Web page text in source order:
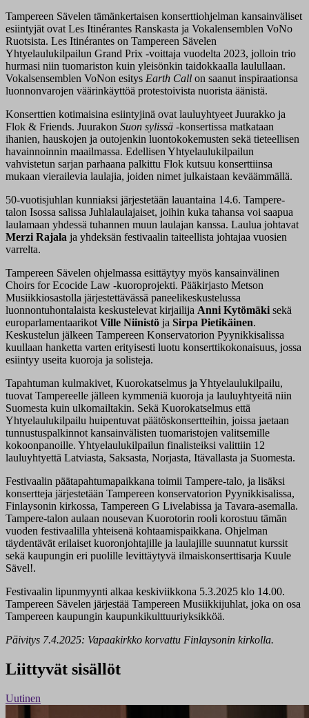
Tampereen Sävelen tämänkertaisen konserttiohjelman kansainväliset
esiintyjät ovat Les Itinérantes Ranskasta ja Vokalensemblen VoNo
Ruotsista. Les Itinérantes on Tampereen Sävelen
Yhtyelaulukilpailun Grand Prix -voittaja vuodelta 2023, jolloin trio
hurmasi niin tuomariston kuin yleisönkin taidokkaalla laulullaan.
Vokalsensemblen VoNon esitys Earth Call on saanut inspiraationsa
luonnonvarojen väärinkäyttöä protestoivista nuorista äänistä.
Konserttien kotimaisina esiintyjinä ovat lauluyhtyeet Juurakko ja
Flok & Friends. Juurakon Suon sylissä -konsertissa matkataan
ihanien, hauskojen ja outojenkin luontokokemusten sekä tieteellisen
havainnoinnin maailmassa. Edellisen Yhtyelaulukilpailun
vahvistetun sarjan parhaana palkittu Flok kutsuu konserttiinsa
mukaan vierailevia laulajia, joiden nimet julkaistaan keväämmällä.
50-vuotisjuhlan kunniaksi järjestetään lauantaina 14.6. Tampere-
talon Isossa salissa Juhlalaulajaiset, joihin kuka tahansa voi saapua
laulamaan yhdessä tuhannen muun laulajan kanssa. Laulua johtavat
Merzi Rajala ja yhdeksän festivaalin taiteellista johtajaa vuosien
varrelta.
Tampereen Sävelen ohjelmassa esittäytyy myös kansainvälinen
Choirs for Ecocide Law -kuoroprojekti. Pääkirjasto Metson
Musiikkiosastolla järjestettävässä paneelikeskustelussa
luonnontuhontalaista keskustelevat kirjailija Anni Kytömäki sekä
europarlamentaarikotVille Niinistö ja Sirpa Pietikäinen.
Keskustelun jälkeen Tampereen Konservatorion Pyynikkisalissa
kuullaan hanketta varten erityisesti luotu konserttikokonaisuus, jossa
esiintyy useita kuoroja ja solisteja.
Tapahtuman kulmakivet, Kuorokatselmus ja Yhtyelaulukilpailu,
tuovat Tampereelle jälleen kymmeniä kuoroja ja lauluyhtyeitä niin
Suomesta kuin ulkomailtakin. Sekä Kuorokatselmus että
Yhtyelaulukilpailu huipentuvat päätöskonsertteihin, joissa jaetaan
tunnustuspalkinnot kansainvälisten tuomaristojen valitsemille
kokoonpanoille. Yhtyelaulukilpailun finalisteiksi valittiin 12
lauluyhtyettä Latviasta, Saksasta, Norjasta, Itävallasta ja Suomesta.
Festivaalin päätapahtumapaikkana toimii Tampere-talo, ja lisäksi
konsertteja järjestetään Tampereen konservatorion Pyynikkisalissa,
Finlaysonin kirkossa, Tampereen G Livelabissa ja Tavara-asemalla.
Tampere-talon aulaan nousevan Kuorotorin rooli korostuu tämän
vuoden festivaalilla yhteisenä kohtaamispaikkana. Ohjelman
täydentävät erilaiset kuoronjohtajille ja laulajille suunnatut kurssit
sekä kaupungin eri puolille levittäytyvä ilmaiskonserttisarja Kuule
Sävel!.
Festivaalin lipunmyynti alkaa keskiviikkona 5.3.2025 klo 14.00.
Tampereen Sävelen järjestää Tampereen Musiikkijuhlat, joka on osa
Tampereen kaupungin kaupunkikulttuuriyksikköä.
Päivitys 7.4.2025: Vapaakirkko korvattu Finlaysonin kirkolla.
Liittyvät sisällöt
Uutinen